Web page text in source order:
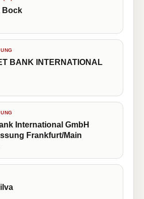
Bock
BANK INTERNATIONAL
International GmbH
Frankfurt/Main